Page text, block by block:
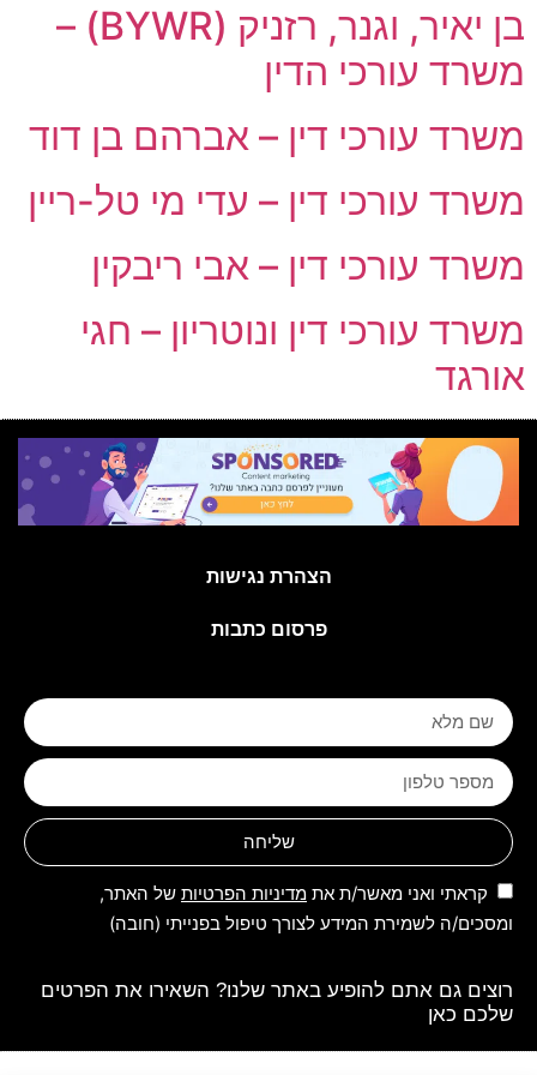
בן יאיר, וגנר, רזניק (BYWR) –
משרד עורכי הדין
משרד עורכי דין – אברהם בן דוד
משרד עורכי דין – עדי מי טל-ריין
משרד עורכי דין – אבי ריבקין
משרד עורכי דין ונוטריון – חגי
אורגד
הצהרת נגישות
פרסום כתבות
שליחה
קראתי ואני מאשר/ת את מדיניות הפרטיות של האתר,
ומסכים/ה לשמירת המידע לצורך טיפול בפנייתי (חובה)
רוצים גם אתם להופיע באתר שלנו? השאירו את הפרטים
שלכם כאן